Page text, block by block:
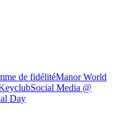
de fidélitéManor World
Social Media @
Day